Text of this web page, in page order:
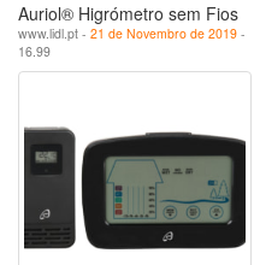
Auriol® Higrómetro sem Fios
www.lidl.pt - 21 de Novembro de 2019 -
16.99